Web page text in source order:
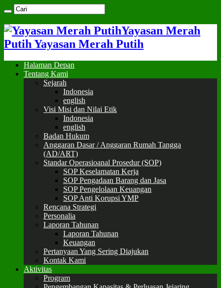
Yayasan Merah
Putih Yayasan Merah Putih
Halaman Depan
Tentang Kami
Sejarah
Indonesia
english
Visi Misi dan Nilai Etik
Indonesia
english
Badan Hukum
Anggaran Dasar / Anggaran Rumah Tangga
(AD/ART)
Standar Operasioanal Prosedur (SOP)
SOP Keselamatan Kerja
SOP Pengadaan Barang dan Jasa
SOP Pengelolaan Keuangan
SOP Anti Korupsi YMP
Rencana Strategi
Personalia
Laporan Tahunan
Laporan Tahunan
Keuangan
Pertanyaan Yang Sering Diajukan
Kontak Kami
Aktivitas
Program